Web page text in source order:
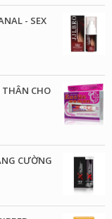
- SEX
THÂN CHO
CƯỜNG